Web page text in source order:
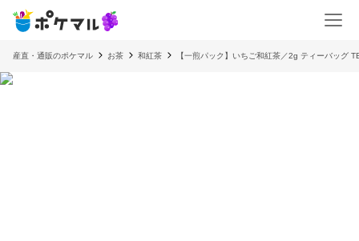
産直・通販のポケマル お茶 和紅茶 【一煎パック】いちご和紅茶／2g ティーバッグ